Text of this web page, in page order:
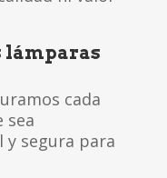
lámparas
cada
sea
segura para